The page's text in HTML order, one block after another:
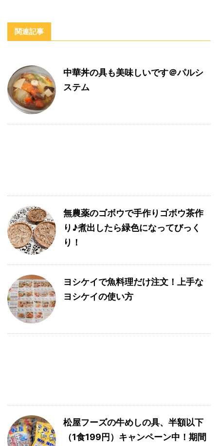
関連記事
中華丼の具も美味しいです＠パルシ
ステム
無農薬のゴボウで手作りゴボウ茶作
り♪煮出したら緑色になってびっく
り！
ヨシケイで魚料理だけ注文！上手な
ヨシケイの使い方
松屋フーズの牛めしの具、半額以下
（1食199円）キャンペーン中！期間